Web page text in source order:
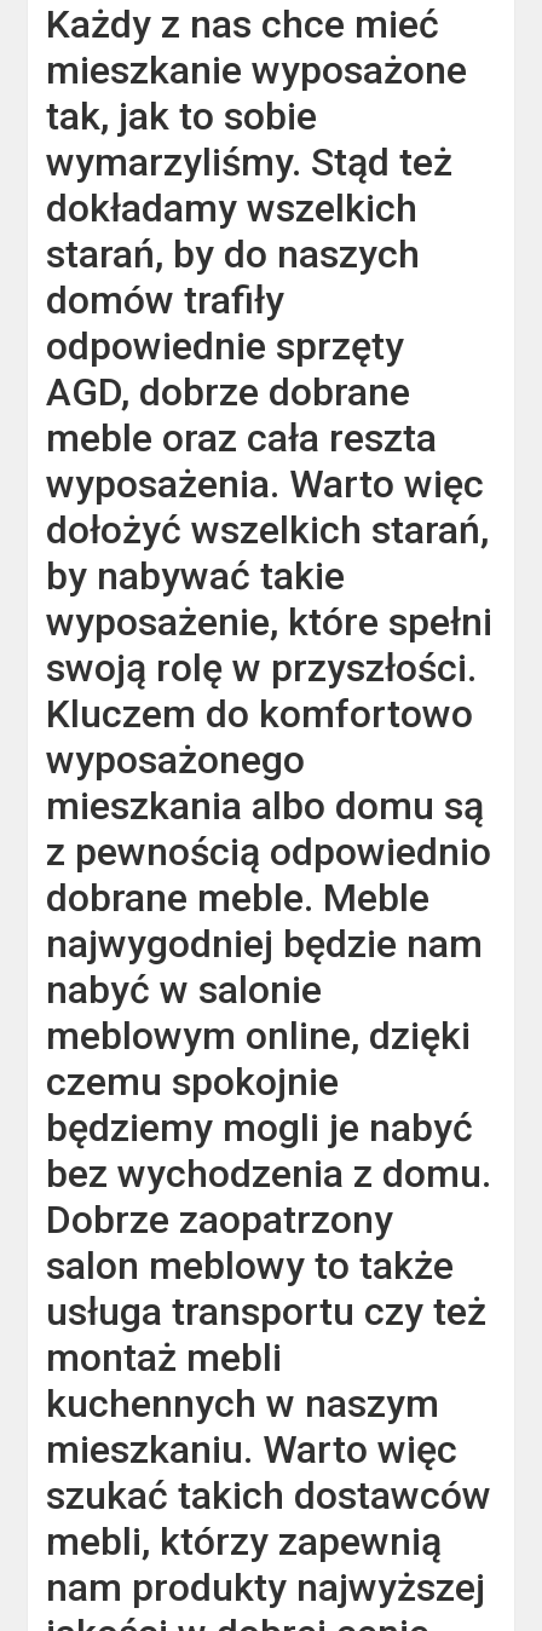
Każdy z nas chce mieć
mieszkanie wyposażone
tak, jak to sobie
wymarzyliśmy. Stąd też
dokładamy wszelkich
starań, by do naszych
domów trafiły
odpowiednie sprzęty
AGD, dobrze dobrane
meble oraz cała reszta
wyposażenia. Warto więc
dołożyć wszelkich starań,
by nabywać takie
wyposażenie, które spełni
swoją rolę w przyszłości.
Kluczem do komfortowo
wyposażonego
mieszkania albo domu są
z pewnością odpowiednio
dobrane meble. Meble
najwygodniej będzie nam
nabyć w salonie
meblowym online, dzięki
czemu spokojnie
będziemy mogli je nabyć
bez wychodzenia z domu.
Dobrze zaopatrzony
salon meblowy to także
usługa transportu czy też
montaż mebli
kuchennych w naszym
mieszkaniu. Warto więc
szukać takich dostawców
mebli, którzy zapewnią
nam produkty najwyższej